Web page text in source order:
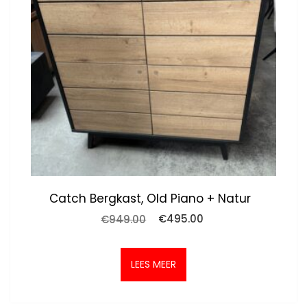
Catch Bergkast, Old Piano + Natur
€949.00
Oorspronkelijke
was:
€949.00.
€495.00
LEES MEER